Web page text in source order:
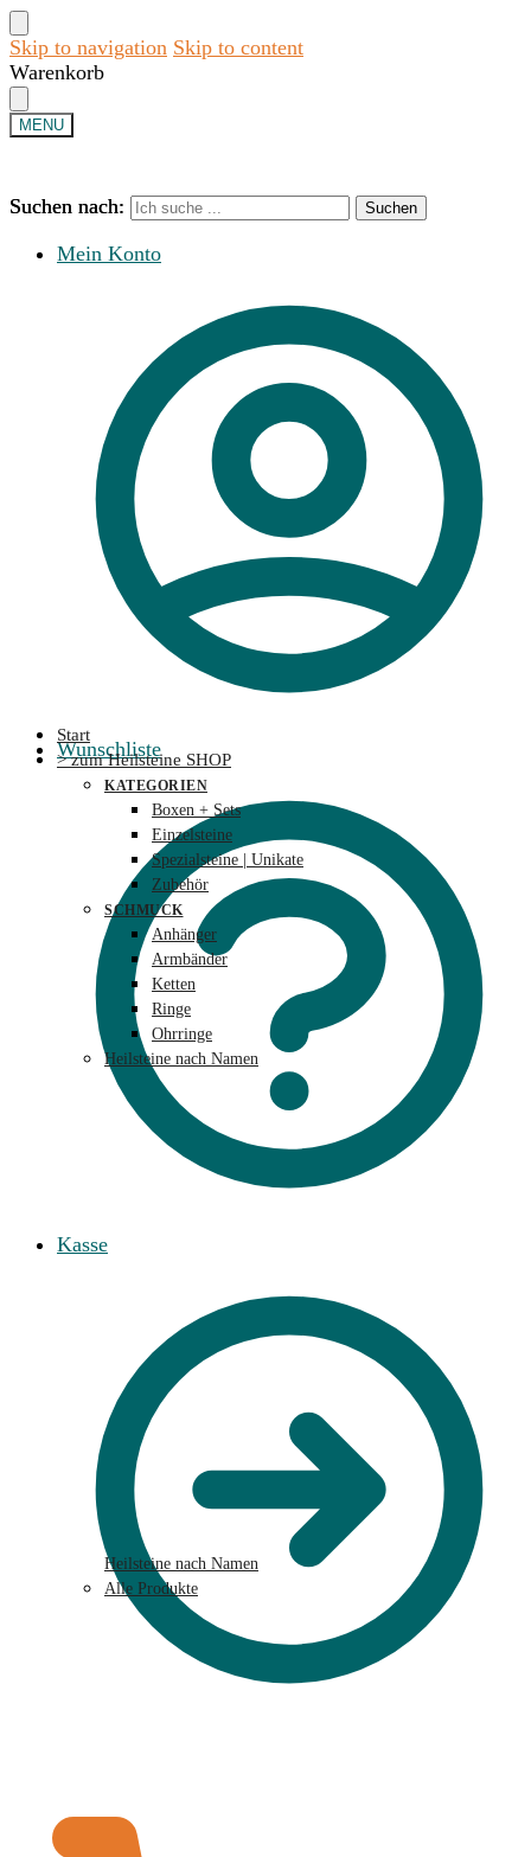
Skip to navigation Skip to content
Warenkorb
MENU
Suchen nach: Suchen
Mein Konto
Wunschliste
Kasse
Suchen nach: Suchen
Start
> zum Heilsteine SHOP
KATEGORIEN
Boxen + Sets
Einzelsteine
Spezialsteine | Unikate
Zubehör
SCHMUCK
Anhänger
Armbänder
Ketten
Ringe
Ohrringe
Heilsteine nach Namen
Heilsteine nach Namen
Alle Produkte